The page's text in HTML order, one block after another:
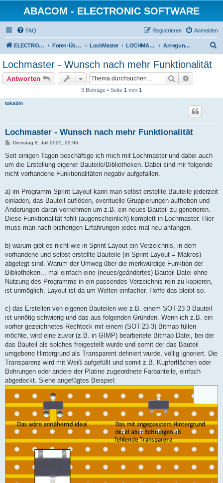
ABACOM - ELECTRONIC SOFTWARE
FAQ Anmelden
Registrieren
ELECTRONIC-SOFWARE-SHOP Foren-Übersicht LochMaster LOCHMASTER SOFTWARE Support Anregungen
Lochmaster - Wunsch nach mehr Funktionalität
Antworten Suche
3 Beiträge • Seite 1 von 1
tokabln
Lochmaster - Wunsch nach mehr Funktionalität
B
i
r
a
Dienstag 8. Juli 2025, 22:36
Seit einigen Tagen beschäftige ich mich mit Lochmaster und dabei auch
um die Erstellung eigener Bauteile/Bibliotheken. Dabei sind mir folgende
nicht vorhandene Funktionalitäten negativ aufgefallen.
a) im Programm Sprint Layout kann man selbst erstellte Bauteile jederzeit
einladen, das Bauteil auflösen, eventuelle Gruppierungen aufheben und
Änderungen daran vornehmen um z.B. ein neues Bauteil zu generieren.
Diese Funktionalität fehlt (augenscheinlich) komplett in Lochmaster. Hier
muss man nach bisherigen Erfahrungen jedes mal neu anfangen.
b) warum gibt es nicht wie in Sprint Layout ein Verzeichnis, in dem
vorhandene und selbst erstellte Bauteile (in Sprint Layout = Makros)
abgelegt sind. Warum der Umweg über die merkwürdige Funktion der
Bibliotheken... mal einfach eine (neues/geändertes) Bauteil Datei ohne
Nutzung des Programms in ein passendes Verzeichnis rein zu kopieren,
ist unmöglich. Layout ist da um Welten einfacher. Hoffe das bleibt so.
c) das Erstellen von eigenen Bauteilen wie z.B. einem SOT-23-3 Bauteil
ist unnötig schwierig und das aus folgenden Gründen. Wenn ich z.B. ein
vorher gezeichnetes Rechteck mit einem (SOT-23-3) Bitmap füllen
möchte, wird eine zuvor (z.B. in GIMP) bearbeitete Bitmap Datei, bei der
das Bauteil als solches freigestellt wurde und somit der das Bauteil
umgebene Hintergrund als Transparent definiert wurde, völlig ignoriert. Die
Transparenz wird mit Weiß aufgefüllt und somit z.B. Kupferflächen oder
Bohrungen oder andere der Platine zugeordnete Farbanteile, einfach
abgedeckt. Siehe angefügtes Beispiel: